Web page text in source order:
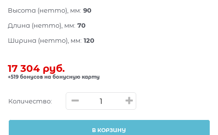
Высота (нетто), мм: 90
Длина (нетто), мм: 70
Ширина (нетто), мм: 120
17 304 руб.
+519 бонусов на бонусную карту
Количество:
В КОРЗИНУ